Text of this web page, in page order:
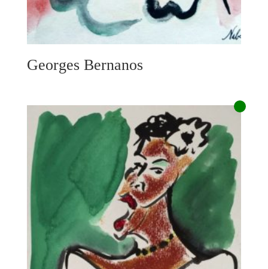
Georges Bernanos